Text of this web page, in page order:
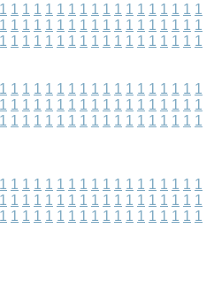
1 1 1 1 1 1 1 1 1 1 1 1 1 1 1 1 1 1
1 1 1 1 1 1 1 1 1 1 1 1 1 1 1 1 1 1
1 1 1 1 1 1 1 1 1 1 1 1 1 1 1 1 1 1
1 1 1 1 1 1 1 1 1 1 1 1 1 1 1 1 1 1
1 1 1 1 1 1 1 1 1 1 1 1 1 1 1 1 1 1
1 1 1 1 1 1 1 1 1 1 1 1 1 1 1 1 1 1
1 1 1 1 1 1 1 1 1 1 1 1 1 1 1 1 1 1
1 1 1 1 1 1 1 1 1 1 1 1 1 1 1 1 1 1
1 1 1 1 1 1 1 1 1 1 1 1 1 1 1 1 1 1